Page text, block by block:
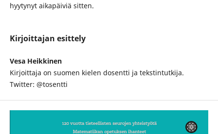
hyytynyt aikapäiviä sitten.
Kirjoittajan esittely
Vesa Heikkinen
Kirjoittaja on suomen kielen dosentti ja tekstintutkija.
Twitter: @tosentti